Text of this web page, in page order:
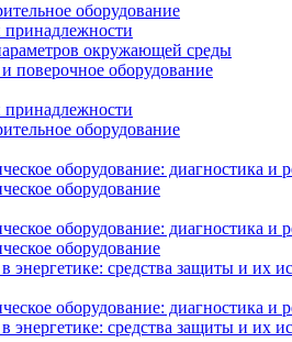
оборудование
принадлежности
окружающей среды
поверочное оборудование
принадлежности
оборудование
оборудование: диагностика и
оборудование
оборудование: диагностика и
оборудование
энергетике: средства защиты и их
оборудование: диагностика и
энергетике: средства защиты и их